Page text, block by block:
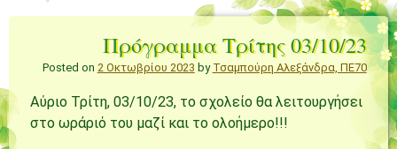
Πρόγραμμα Τρίτης 03/10/23
Posted on 2 Οκτωβρίου 2023 by Τσαμπούρη Αλεξάνδρα, ΠΕ70
Αύριο Τρίτη, 03/10/23, το σχολείο θα λειτουργήσει
στο ωράριό του μαζί και το ολοήμερο!!!